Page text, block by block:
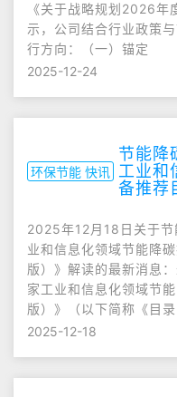
《关于战略规划2026年
示，公司结合行业政策
行方向：（一）锚定
2025-12-24
环保节能 快讯
节能降
工业和
备推荐
2025年12月18日关于节
业和信息化领域节能降
版）》解读的最新消息
家工业和信息化领域节
版）》（以下简称《目录
2025-12-18